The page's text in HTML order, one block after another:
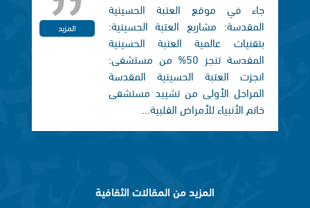
جاء في موقع العتبة الحسينية
المقدسة: مشاريع العتبة الحسينية:
بتقنيات عالمية العتبة الحسينية
المقدسة تنجز 50% من مستشفى:
انجزت العتبة الحسينية المقدسة
المراحل الأولى من تشييد مستشفى
خاتم الأنبياء للأمراض القلبية...
المزيد
المزيد من المقالات الثقافية